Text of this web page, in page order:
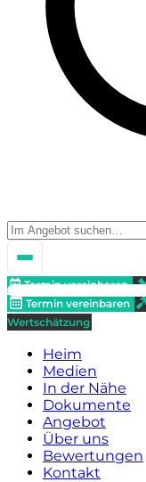
Termin vereinbaren
Termin vereinbaren
Wertschätzung
Heim
Medien
In der Nähe
Dokumente
Angebot
Über uns
Bewertungen
Kontakt